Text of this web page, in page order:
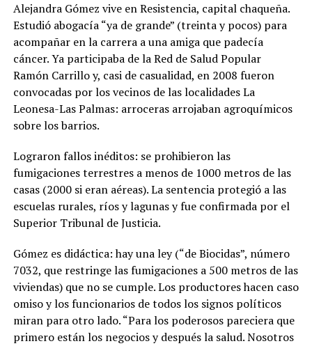
Alejandra Gómez vive en Resistencia, capital chaqueña.
Estudió abogacía “ya de grande” (treinta y pocos) para
acompañar en la carrera a una amiga que padecía
cáncer. Ya participaba de la Red de Salud Popular
Ramón Carrillo y, casi de casualidad, en 2008 fueron
convocadas por los vecinos de las localidades La
Leonesa-Las Palmas: arroceras arrojaban agroquímicos
sobre los barrios.
Lograron fallos inéditos: se prohibieron las
fumigaciones terrestres a menos de 1000 metros de las
casas (2000 si eran aéreas). La sentencia protegió a las
escuelas rurales, ríos y lagunas y fue confirmada por el
Superior Tribunal de Justicia.
Gómez es didáctica: hay una ley (“de Biocidas”, número
7032, que restringe las fumigaciones a 500 metros de las
viviendas) que no se cumple.Los productores hacen caso
omiso y los funcionarios de todos los signos políticos
miran para otro lado. “Para los poderosos pareciera que
primero están los negocios y después la salud. Nosotros